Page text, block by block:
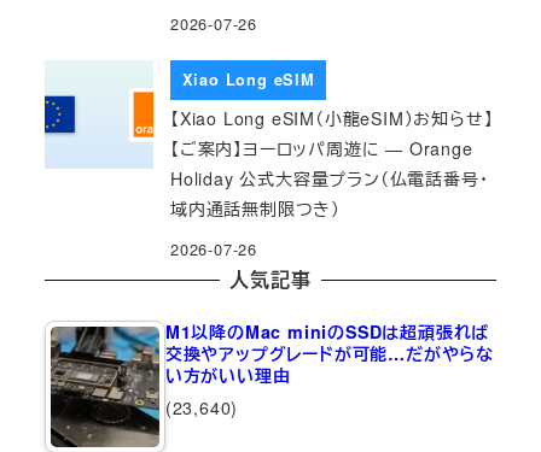
2026-07-26
Xiao Long eSIM
【Xiao Long eSIM（小龍eSIM）お知らせ】
【ご案内】ヨーロッパ周遊に — Orange
Holiday 公式大容量プラン（仏電話番号・
域内通話無制限つき）
2026-07-26
人気記事
M1以降のMac miniのSSDは超頑張れば
交換やアップグレードが可能…だがやらな
い方がいい理由
(23,640)